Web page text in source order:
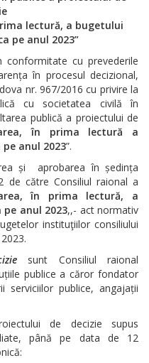
lectură, a bugetului
pe anul 2023”
conformitate cu prevederile
în procesul decizional,
nr. 967/2016 cu privire la
cu societatea civilă în
publică a proiectului de
în prima lectură a
anul 2023”.
și aprobarea în ședința
de către Consiliul raional a
în prima lectură, a
anul 2023,,- act normativ
instituţiilor consiliului
sunt Consiliul raional
publice a căror fondator
serviciilor publice, angajații
de decizie supus
până pe data de 12